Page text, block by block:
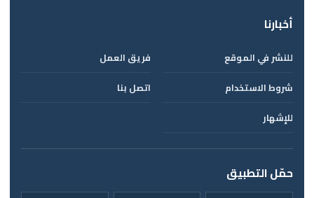
أخبارنا
للنشر في الموقع
فريق العمل
شروط الاستخدام
اتصل بنا
للإشهار
حمّل التطبيق